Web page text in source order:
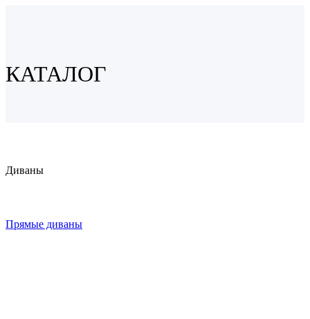
КАТАЛОГ
Диваны
Прямые диваны